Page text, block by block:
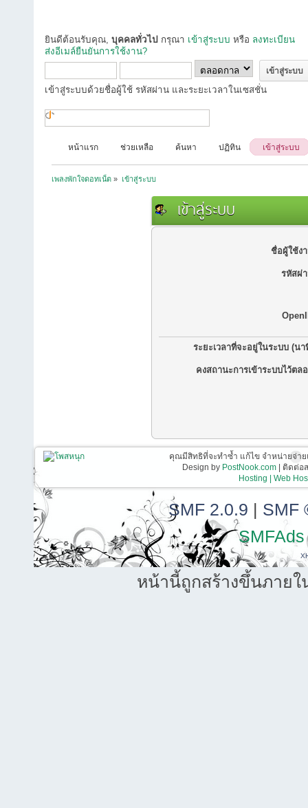
ยินดีต้อนรับคุณ, บุคคลทั่วไป กรุณา เข้าสู่ระบบ หรือ ลงทะเบียน
ส่งอีเมล์ยืนยันการใช้งาน?
เข้าสู่ระบบด้วยชื่อผู้ใช้ รหัสผ่าน และระยะเวลาในเซสชั่น
หน้าแรก ช่วยเหลือ ค้นหา ปฏิทิน เข้าสู่ระบบ
เพลงพักใจดอทเน็ต » เข้าสู่ระบบ
เข้าสู่ระบบ
ชื่อผู้ใช้ง
รหัสผ่
ระยะเวลาที่จะอยู่ในระบบ (นา
คงสถานะการเข้าระบบไว้ตล
คุณมีสิทธิที่จะทำซ้ำ แก้ไข จำหน่ายจ่า
Design by PostNook.com| ติดต่อส
Hosting | Web
SMF 2.0.9 | SMF
SMFAds
หน้านี้ถูกสร้างขึ้นภายใ